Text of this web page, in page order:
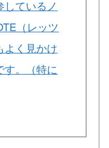
ているノ
（レッツ
よく見かけ
す。（特に